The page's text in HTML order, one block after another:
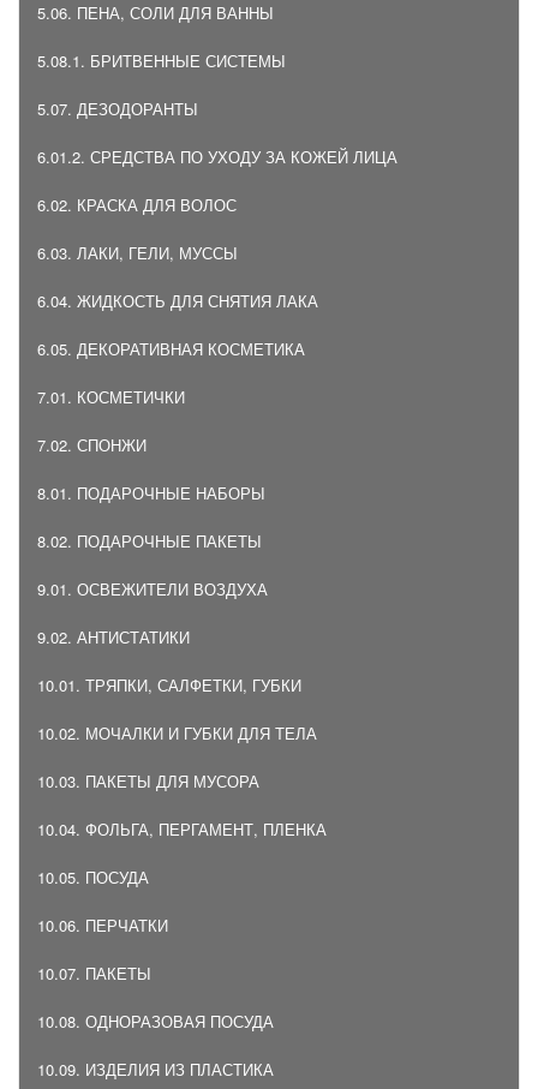
5.06. ПЕНА, СОЛИ ДЛЯ ВАННЫ
5.08.1. БРИТВЕННЫЕ СИСТЕМЫ
5.07. ДЕЗОДОРАНТЫ
6.01.2. СРЕДСТВА ПО УХОДУ ЗА КОЖЕЙ ЛИЦА
6.02. КРАСКА ДЛЯ ВОЛОС
6.03. ЛАКИ, ГЕЛИ, МУССЫ
6.04. ЖИДКОСТЬ ДЛЯ СНЯТИЯ ЛАКА
6.05. ДЕКОРАТИВНАЯ КОСМЕТИКА
7.01. КОСМЕТИЧКИ
7.02. СПОНЖИ
8.01. ПОДАРОЧНЫЕ НАБОРЫ
8.02. ПОДАРОЧНЫЕ ПАКЕТЫ
9.01. ОСВЕЖИТЕЛИ ВОЗДУХА
9.02. АНТИСТАТИКИ
10.01. ТРЯПКИ, САЛФЕТКИ, ГУБКИ
10.02. МОЧАЛКИ И ГУБКИ ДЛЯ ТЕЛА
10.03. ПАКЕТЫ ДЛЯ МУСОРА
10.04. ФОЛЬГА, ПЕРГАМЕНТ, ПЛЕНКА
10.05. ПОСУДА
10.06. ПЕРЧАТКИ
10.07. ПАКЕТЫ
10.08. ОДНОРАЗОВАЯ ПОСУДА
10.09. ИЗДЕЛИЯ ИЗ ПЛАСТИКА